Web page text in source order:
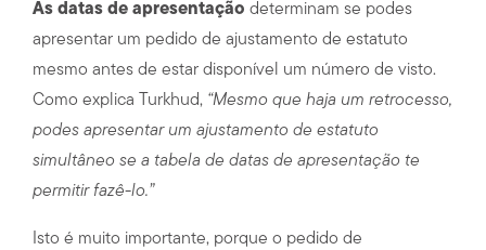
As datas de apresentação determinam se podes
apresentar um pedido de ajustamento de estatuto
mesmo antes de estar disponível um número de visto.
Como explica Turkhud, “Mesmo que haja um retrocesso,
podes apresentar um ajustamento de estatuto
simultâneo se a tabela de datas de apresentação te
permitir fazê-lo.”
Isto é muito importante, porque o pedido de